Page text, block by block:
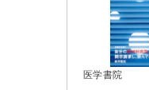
医学書院